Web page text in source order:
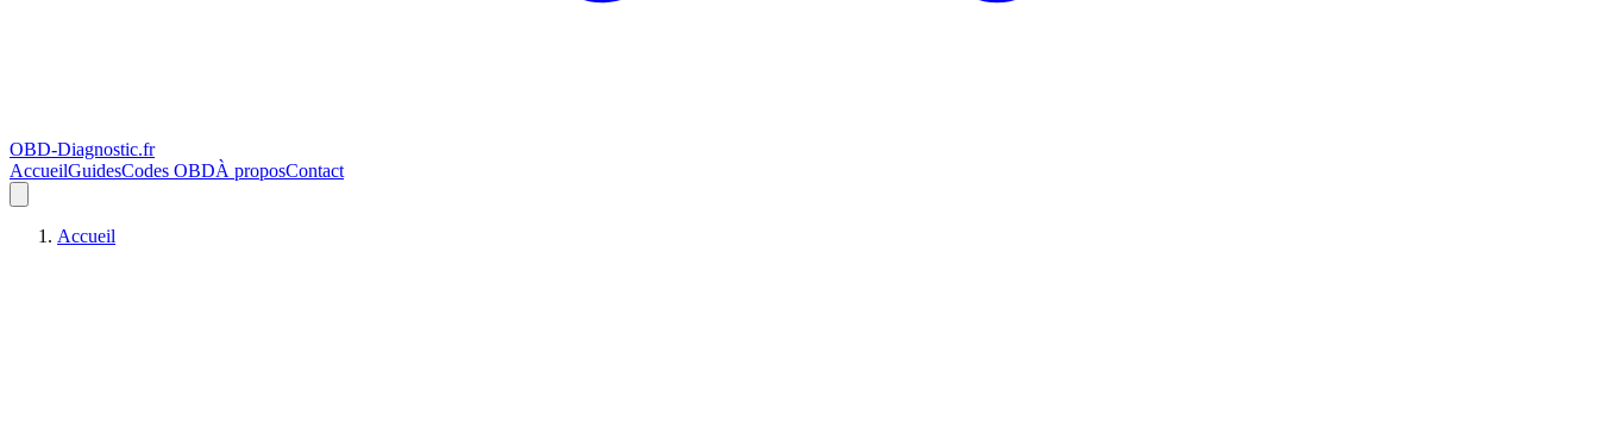
OBD-Diagnostic.fr
AccueilGuidesCodes OBDÀ proposContact
Accueil